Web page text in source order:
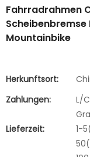
Fahrradrahmen
Mountainbike
Herkunftsort:
Zahlungen:
L/
Lieferzeit:
1-